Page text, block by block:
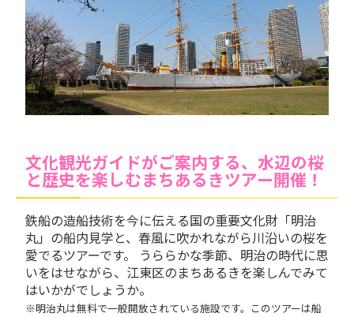
文化観光ガイドがご案内する、水辺の桜
と歴史を楽しむまちあるきツアー開催！
鉄船の造船技術を今に伝える国の重要文化財「明治
丸」の船内見学と、春風に吹かれながら川沿いの桜を
愛でるツアーです。 うららかな季節、明治の時代に思
いをはせながら、江東区のまちあるきを楽しんでみて
はいかがでしょうか。
※明治丸は無料で一般開放されている施設です。このツアーは船